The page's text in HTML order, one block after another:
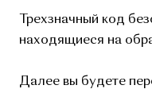
Трехзначный код
находящиеся на
Далее вы будете